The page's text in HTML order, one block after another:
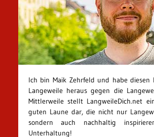
Ich bin Maik Zehrfeld und habe diesen
Langeweile heraus gegen die
Mittlerweile stellt LangweileDich.net
guten Laune dar, die nicht nur
sondern auch nachhaltig
Unterhaltung!